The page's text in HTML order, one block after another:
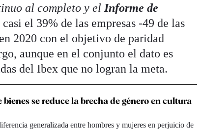
al completo y el Informe de
el 39% de las empresas -49 de las
2020 con el objetivo de paridad
aunque en el conjunto el dato es
del Ibex que no logran la meta.
se reduce la brecha de género en cultura
generalizada entre hombres y mujeres en perjuicio de